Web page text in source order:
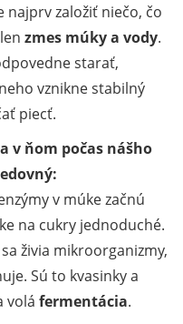
najprv založiť niečo, čo
zmes múky a vody.
starať,
vznikne stabilný
piecť.
v ňom počas nášho
v múke začnú
na cukry jednoduché.
živia mikroorganizmy,
Sú to kvasinky a
volá fermentácia.